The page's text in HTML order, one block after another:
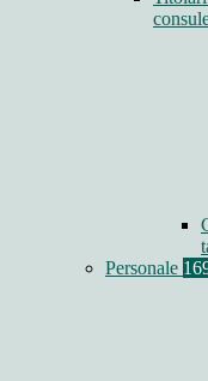
Personale